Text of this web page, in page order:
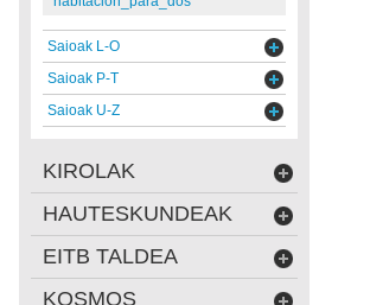
Saioak L-O
Saioak P-T
Saioak U-Z
KIROLAK
HAUTESKUNDEAK
EITB TALDEA
KOSMOS